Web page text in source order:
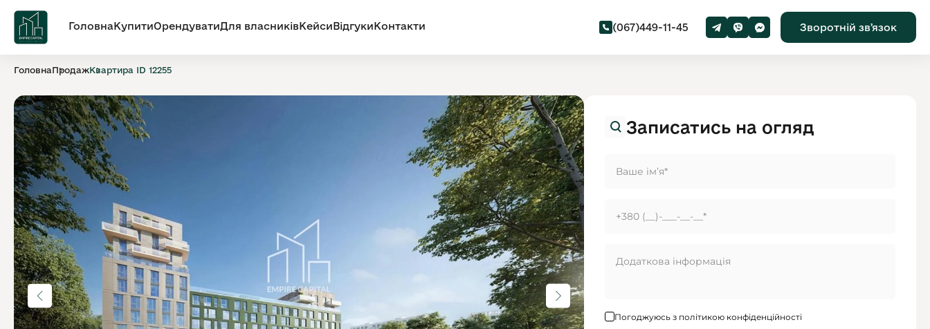
ГоловнаКупитиОрендуватиДля власниківКейсиВідгукиКонтакти (067)449-11-45 Зворотній звʼязок
ГоловнаПродажКвартира ID 12255
Записатись на огляд
Погоджуюсь з політикою конфіденційності